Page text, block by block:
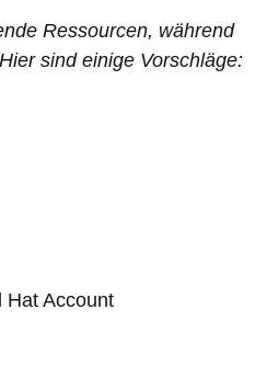
Ressourcen, während
sind einige Vorschläge:
Hat Account